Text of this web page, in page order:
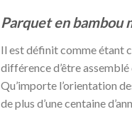
Parquet en bambou
Il est définit comme étant
différence d’être
Qu’importe l’orientation
de plus d’une centaine